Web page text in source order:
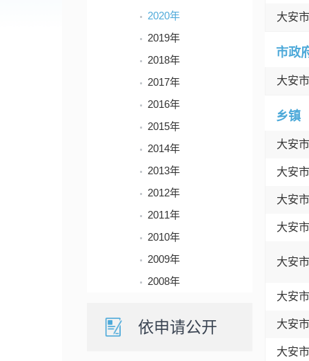
2020年
2019年
2018年
2017年
2016年
2015年
2014年
2013年
2012年
2011年
2010年
2009年
2008年
依申请公开
大安
市政
大安
乡镇
大安
大安
大安
大安
大安
大安
大安
大安